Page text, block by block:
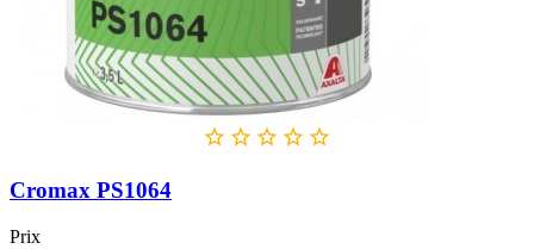
    
Cromax PS1064
Prix